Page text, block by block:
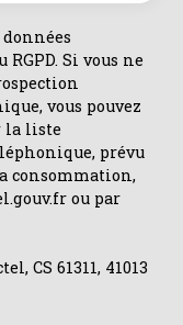
Si vous ne
vous pouvez
la liste
prévu
consommation,
ou par
CS 61311, 41013